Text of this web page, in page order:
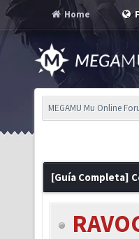
Home
MEGAMU Mu Online
[Guía Completa]